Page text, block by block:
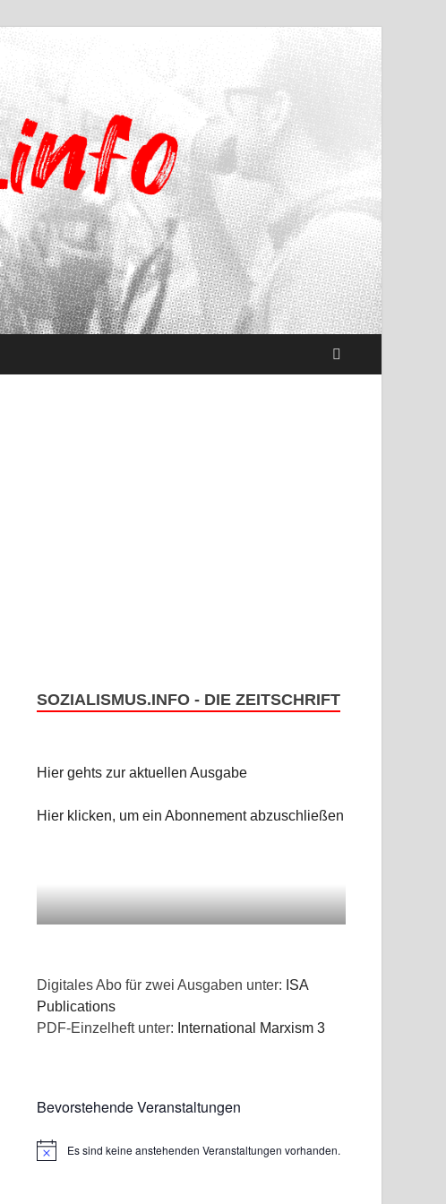
SOZIALISMUS.INFO - DIE ZEITSCHRIFT
Hier gehts zur aktuellen Ausgabe
Hier klicken, um ein Abonnement abzuschließen
Digitales Abo für zwei Ausgaben unter: ISA
Publications
PDF-Einzelheft unter: International Marxism 3
Bevorstehende Veranstaltungen
HinweisEs sind keine anstehenden Veranstaltungen vorhanden.